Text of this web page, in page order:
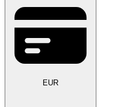
EUR